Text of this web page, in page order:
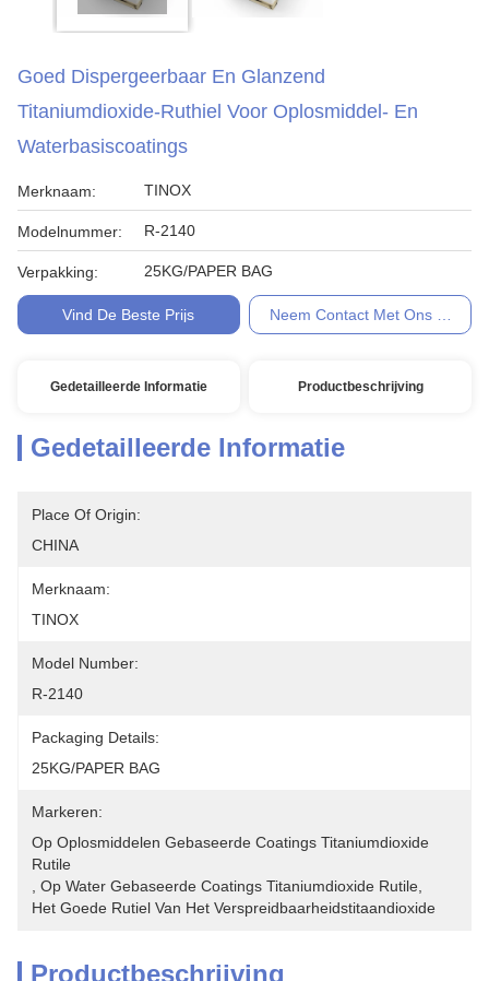
Goed Dispergeerbaar En Glanzend
Titaniumdioxide-Ruthiel Voor Oplosmiddel- En
Waterbasiscoatings
Merknaam: TINOX
Modelnummer: R-2140
Verpakking: 25KG/PAPER BAG
Vind De Beste Prijs Neem Contact Met Ons Op
Gedetailleerde Informatie Productbeschrijving
Gedetailleerde Informatie
Place Of Origin:
CHINA
Merknaam:
TINOX
Model Number:
R-2140
Packaging Details:
25KG/PAPER BAG
Markeren:
Op Oplosmiddelen Gebaseerde Coatings Titaniumdioxide
Rutile
Op Water Gebaseerde Coatings Titaniumdioxide Rutile
Het Goede Rutiel Van Het Verspreidbaarheidstitaandioxide
Productbeschrijving